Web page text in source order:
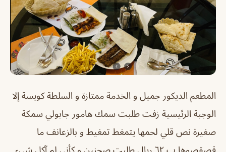
المطعم الديكور جميل و الخدمة ممتازة و السلطة كويسة إلا
الوجبة الرئيسية زفت طلبت سمك هامور جابولي سمكة
صغيرة نص قلي لحمها يتمغط تمغيط و بالزعانف ما
قصقصوها ب ٦٢ ريال طلبت صحنين و كأني لم آكل شيء